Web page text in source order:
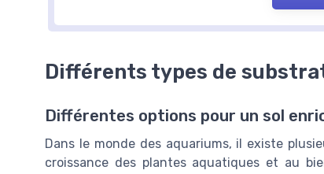
Différents types de
Différentes options pour un sol
Dans le monde des aquariums, il existe
croissance des plantes aquatiques et au